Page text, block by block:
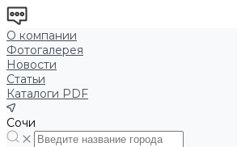
О компании
Фотогалерея
Новости
Статьи
Каталоги PDF
Сочи